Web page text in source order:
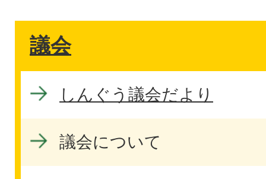
議会
しんぐう議会だより
議会について